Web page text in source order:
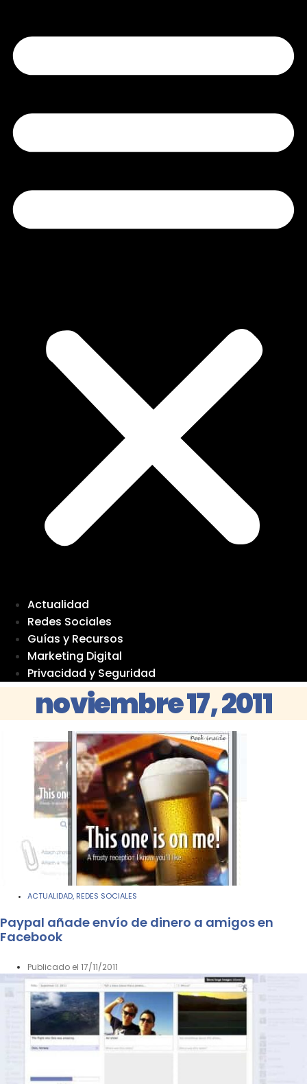
Actualidad
Redes Sociales
Guías y Recursos
Marketing Digital
Privacidad y Seguridad
noviembre 17, 2011
ACTUALIDAD, REDES SOCIALES
Paypal añade envío de dinero a amigos en
Facebook
Publicado el 17/11/2011